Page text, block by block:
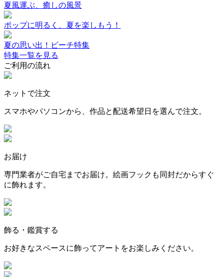
夏風運ぶ、癒しの風景
ポップに明るく、夏を楽しもう！
夏の思い出！ビーチ特集
特集一覧を見る
ご利用の流れ
ネットで注文
スマホやパソコンから、作品と配送希望日を選んで注文。
お届け
専門業者がご自宅までお届け。絵画フックも同封だからすぐ
に飾れます。
飾る・鑑賞する
お好きなスペースに飾ってアートをお楽しみください。